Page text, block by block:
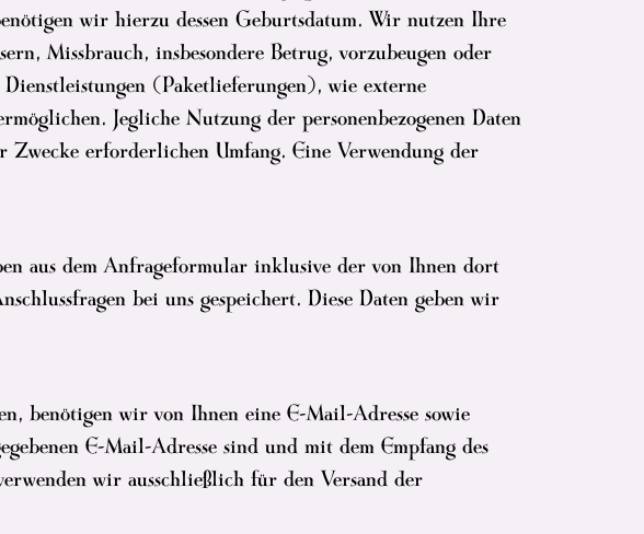
wir hierzu dessen Geburtsdatum. Wir nutzen Ihre
Missbrauch, insbesondere Betrug, vorzubeugen oder
(Paketlieferungen), wie externe
Jegliche Nutzung der personenbezogenen Daten
erforderlichen Umfang. Eine Verwendung der
aus dem Anfrageformular inklusive der von Ihnen dort
bei uns gespeichert. Diese Daten geben wir
benötigen wir von Ihnen eine E-Mail-Adresse sowie
E-Mail-Adresse sind und mit dem Empfang des
wir ausschließlich für den Versand der